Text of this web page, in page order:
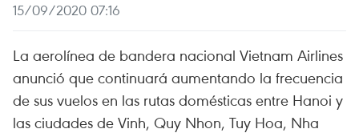
15/09/2020 07:16
La aerolínea de bandera nacional Vietnam Airlines
anunció que continuará aumentando la frecuencia
de sus vuelos en las rutas domésticas entre Hanoi y
las ciudades de Vinh, Quy Nhon, Tuy Hoa, Nha